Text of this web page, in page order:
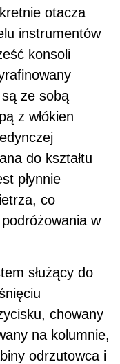
otacza
instrumentów
konsoli
ze sobą
z włókien
do kształtu
płynnie
co
w
służący do
chowany
na kolumnie,
odrzutowca i